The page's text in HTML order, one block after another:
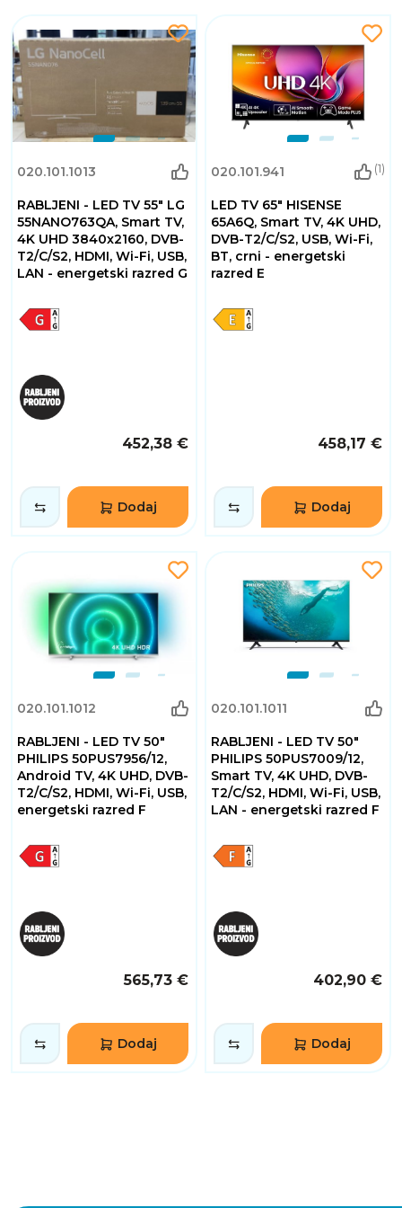
020.101.1013
RABLJENI - LED TV 55" LG
55NANO763QA, Smart TV,
4K UHD 3840x2160, DVB-
T2/C/S2, HDMI, Wi-Fi, USB,
LAN - energetski razred G
452,38 €
Dodaj
020.101.941 (1)
LED TV 65" HISENSE
65A6Q, Smart TV, 4K UHD,
DVB-T2/C/S2, USB, Wi-Fi,
BT, crni - energetski
razred E
458,17 €
Dodaj
020.101.1012
RABLJENI - LED TV 50"
PHILIPS 50PUS7956/12,
Android TV, 4K UHD, DVB-
T2/C/S2, HDMI, Wi-Fi, USB,
energetski razred F
565,73 €
Dodaj
020.101.1011
RABLJENI - LED TV 50"
PHILIPS 50PUS7009/12,
Smart TV, 4K UHD, DVB-
T2/C/S2, HDMI, Wi-Fi, USB,
LAN - energetski razred F
402,90 €
Dodaj